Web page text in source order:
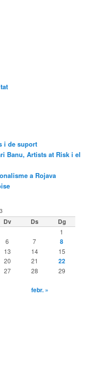
i de suport
Banu, Artists at Risk i el
a Rojava
Dv Ds Dg
1
6 7 8
13 14
15
20 21 22
27 28
29
febr. »